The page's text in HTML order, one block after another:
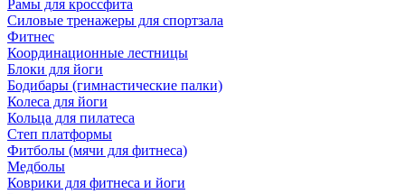
Рамы для кроссфита
Силовые тренажеры для спортзала
Фитнес
Координационные лестницы
Блоки для йоги
Бодибары (гимнастические палки)
Колеса для йоги
Кольца для пилатеса
Степ платформы
Фитболы (мячи для фитнеса)
Медболы
Коврики для фитнеса и йоги